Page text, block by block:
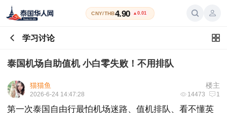
CNY/THB4.90 ▲0.01
学习讨论
泰国机场自助值机 小白零失败！不用排队
楼主
猫猫鱼
14473 1
2026-6-24 14:47:28
第一次泰国自由行最怕机场迷路、值机排队、看不懂英